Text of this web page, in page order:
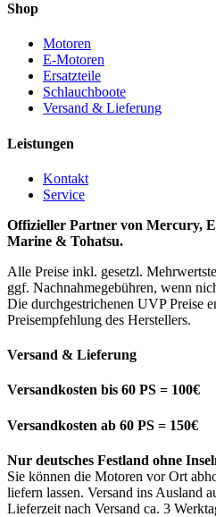
Shop
Motoren
E-Motoren
Ersatzteile
Schlauchboote
Versand & Lieferung
Leistungen
Kontakt
Service
Offizieller Partner von Mercury,
Marine & Tohatsu.
Alle Preise inkl. gesetzl.
ggf. Nachnahmegebühren, wenn
Die durchgestrichenen UVP Preise
Preisempfehlung des Herstellers.
Versand & Lieferung
Versandkosten bis 60 PS = 100€
Versandkosten ab 60 PS = 150€
Nur deutsches Festland ohne
Sie können die Motoren vor Ort
liefern lassen. Versand ins Ausland
Lieferzeit nach Versand ca. 3